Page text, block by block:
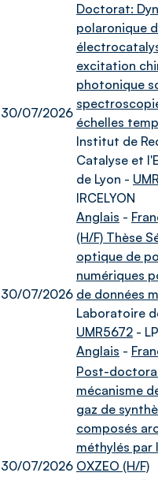
30/07/2026
Doctorat:
polaronique
excitation
photonique
échelles
Institut de
Catalyse et
de Lyon -
IRCELYON
Anglais -
30/07/2026
(H/F) Thèse
optique de
numériques
de données
Laboratoire
UMR5672 -
Anglais -
30/07/2026
Post-
mécanisme
gaz de
composés
méthylés par
OXZEO (H/F)